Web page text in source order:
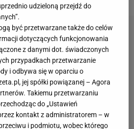
udzieloną przejdź do
być przetwarzane także do celów
dotyczących funkcjonowania
z danymi dot. świadczonych
przypadkach przetwarzanie
i odbywa się w oparciu o
jej spółki powiązanej – Agora
Takiemu przetwarzaniu
do „Ustawień
kontakt z administratorem – w
i podmiotu, wobec którego